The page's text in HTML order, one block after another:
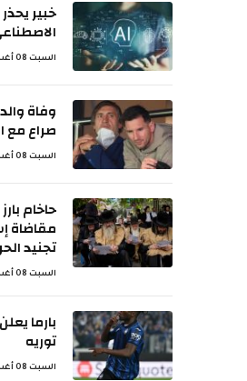
خبير
السبت 08 أغسطس 7:03 م
صراع مع
السبت 08 أغسطس 7:01 م
حاخام
مقاضاة
تجنيد
السبت 08 أغسطس 6:59 م
بارما
توريه
السبت 08 أغسطس 6:30 م